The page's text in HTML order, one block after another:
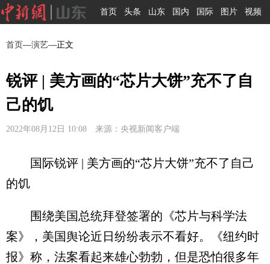
首页 头条 山东 国内 国际 图片 视频
首页—演艺—正文
锐评 | 美方画的“芯片大饼”充不了自
己的饥
2022年08月12日 10:08 来源：央视新闻客户端
国际锐评 | 美方画的“芯片大饼”充不了自己
的饥
围绕美国总统拜登签署的《芯片与科学法
案》，美国舆论近日纷纷表示不看好。《纽约时
报》称，法案看起来雄心勃勃，但是恐怕很多年